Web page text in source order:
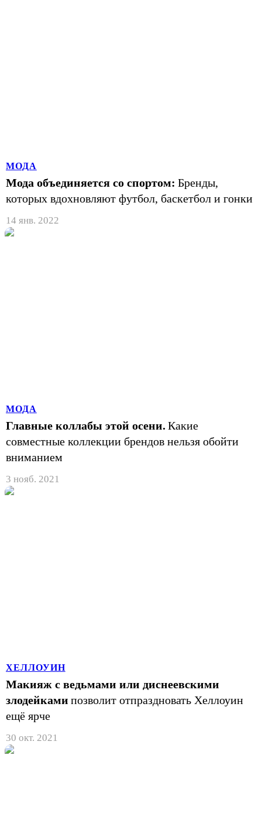
МОДА
Мода объединяется со спортом: Бренды,
которых вдохновляют футбол, баскетбол и гонки
14 янв. 2022
МОДА
Главные коллабы этой осени. Какие
совместные коллекции брендов нельзя обойти
вниманием
3 нояб. 2021
ХEЛЛОУИН
Макияж с ведьмами или диснеевскими
злодейками позволит отпраздновать Хеллоуин
ещё ярче
30 окт. 2021